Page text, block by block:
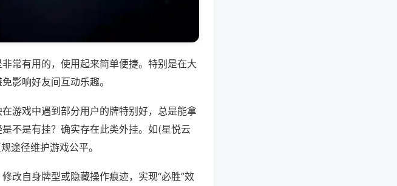
常有用的，使用起来简单便捷。特别是在大
影响好友间互动乐趣。
游戏中遇到部分用户的牌特别好，总是能拿
不是有挂？确实存在此类外挂。如(星悦云
途径维护游戏公平。
改自身牌型或隐藏操作痕迹，实现“必胜”效